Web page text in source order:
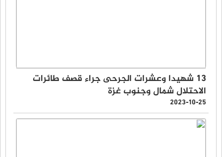
13 شهيدا وعشرات الجرحى جراء قصف طائرات
الاحتلال شمال وجنوب غزة
2023-10-25